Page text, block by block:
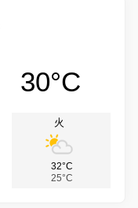
30°C
火
32°C
25°C